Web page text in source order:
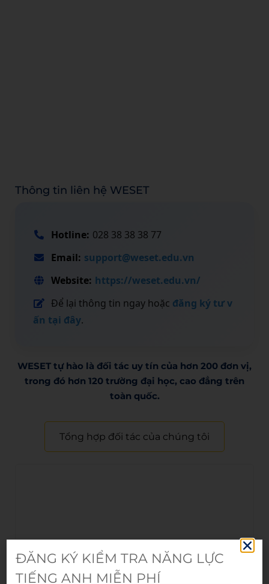
Thông tin liên hệ WESET
Hotline: 028 38 38 38 77
Email: support@weset.edu.vn
Website: https://weset.edu.vn/
Để lại thông tin ngay hoặc đăng ký tư v
ấn tại đây.
WESET tự hào là đối tác uy tín của hơn 200 đơn vị,
trong đó hơn 120 trường đại học, cao đẳng trên
toàn quốc.​
Tổng hợp đối tác của chúng tôi
ĐĂNG KÝ KIỂM TRA NĂNG LỰC
TIẾNG ANH MIỄN PHÍ